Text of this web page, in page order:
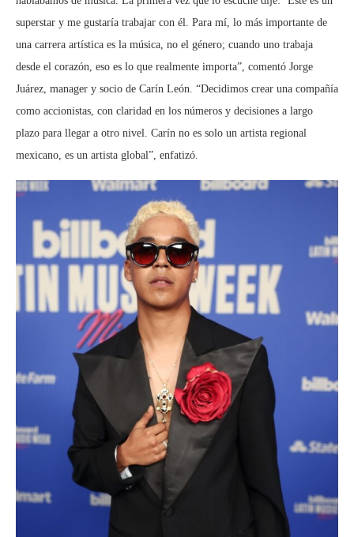
superstar y me gustaría trabajar con él. Para mí, lo más importante de
una carrera artística es la música, no el género; cuando uno trabaja
desde el corazón, eso es lo que realmente importa”, comentó Jorge
Juárez, manager y socio de Carín León. “Decidimos crear una compañía
como accionistas, con claridad en los números y decisiones a largo
plazo para llegar a otro nivel. Carín no es solo un artista regional
mexicano, es un artista global”, enfatizó.